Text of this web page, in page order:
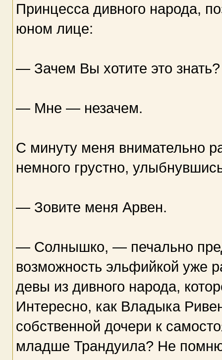
Принцесса дивного народа,
юном лице:
— Зачем Вы хотите это знать?
— Мне — незачем.
С минуту меня внимательно
немного грустно,
— Зовите меня Арвен.
— Солнышко, — печально
возможность эльфийкой уже
девы из дивного народа,
Интересно, как Владыка
собственной дочери к
младше Трандуила? Не